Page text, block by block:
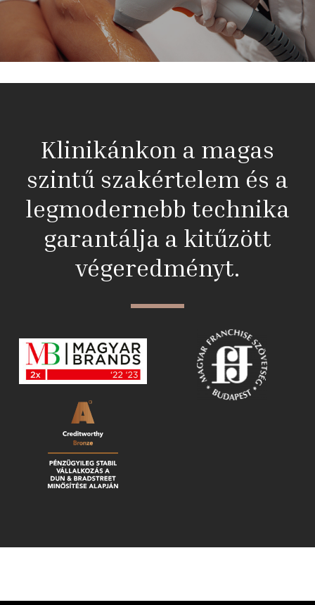
Klinikánkon a magas
szintű szakértelem és a
legmodernebb technika
garantálja a kitűzött
végeredményt.